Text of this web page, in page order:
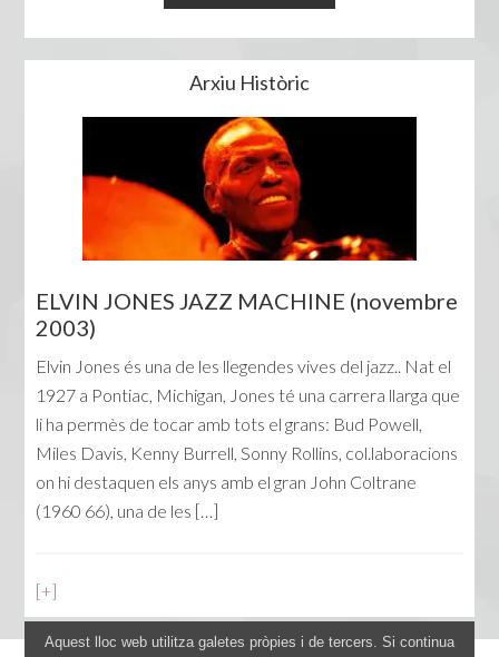
Arxiu Històric
ELVIN JONES JAZZ MACHINE (novembre
2003)
Elvin Jones és una de les llegendes vives del jazz.. Nat el
1927 a Pontiac, Michigan, Jones té una carrera llarga que
li ha permès de tocar amb tots el grans: Bud Powell,
Miles Davis, Kenny Burrell, Sonny Rollins, col.laboracions
on hi destaquen els anys amb el gran John Coltrane
(1960 66), una de les […]
[+]
Aquest lloc web utilitza galetes pròpies i de tercers. Si continua